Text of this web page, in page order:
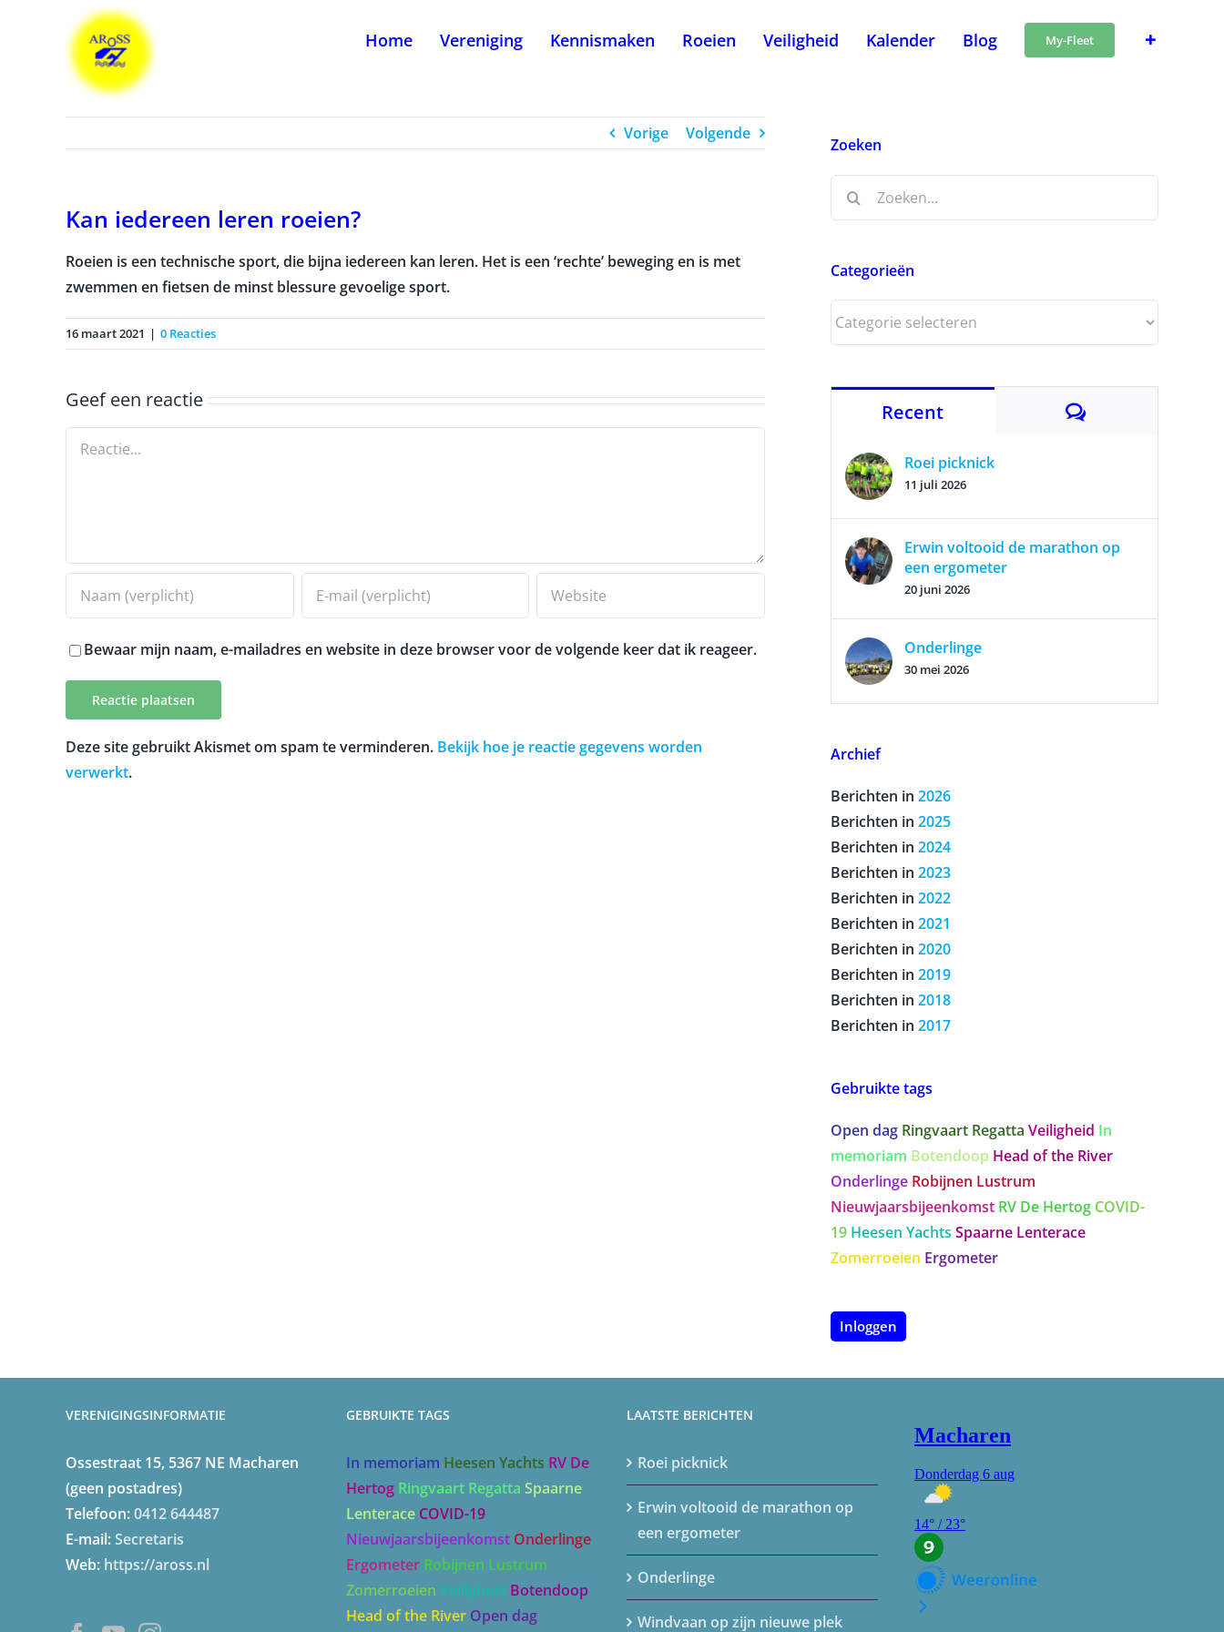
Home Vereniging Kennismaken Roeien Veiligheid Kalender Blog My-Fleet
Vorige Volgende
Kan iedereen leren roeien?
Roeien is een technische sport, die bijna iedereen kan leren. Het is een ‘rechte’ beweging en is met
zwemmen en fietsen de minst blessure gevoelige sport.
16 maart 2021 | 0 Reacties
Geef een reactie
Reactie
Bewaar mijn naam, e-mailadres en website in deze browser voor de volgende keer dat ik reageer.
Deze site gebruikt Akismet om spam te verminderen. Bekijk hoe je reactie gegevens worden
verwerkt.
Zoeken
Zoeken
naar:
Categorieën
Categorieën
Recent Reacties
Roei picknick
11 juli 2026
Erwin voltooid de marathon op
een ergometer
20 juni 2026
Onderlinge
30 mei 2026
Archief
Berichten in 2026
Berichten in 2025
Berichten in 2024
Berichten in 2023
Berichten in 2022
Berichten in 2021
Berichten in 2020
Berichten in 2019
Berichten in 2018
Berichten in 2017
Gebruikte tags
Open dag Ringvaart Regatta Veiligheid In
memoriam Botendoop Head of the River
Onderlinge Robijnen Lustrum
Nieuwjaarsbijeenkomst RV De Hertog COVID-
19 Heesen Yachts Spaarne Lenterace
Zomerroeien Ergometer
Inloggen
VERENIGINGSINFORMATIE
Ossestraat 15, 5367 NE Macharen
(geen postadres)
Telefoon:0412 644487
E-mail:Secretaris
Web: https://aross.nl
GEBRUIKTE TAGS
In memoriam Heesen Yachts RV De
Hertog Ringvaart Regatta Spaarne
Lenterace COVID-19
Nieuwjaarsbijeenkomst Onderlinge
Ergometer Robijnen Lustrum
Zomerroeien Veiligheid Botendoop
Head of the River Open dag
LAATSTE BERICHTEN
Roei picknick
Erwin voltooid de marathon op
een ergometer
Onderlinge
Windvaan op zijn nieuwe plek